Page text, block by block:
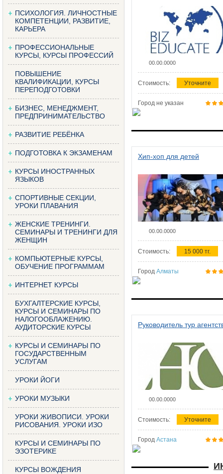
ПСИХОЛОГИЯ. ЛИЧНОСТНЫЕ
КОМПЕТЕНЦИИ, РАЗВИТИЕ,
КАРЬЕРА
ПРОФЕССИОНАЛЬНЫЕ
КУРСЫ, КУРСЫ ПРОФЕССИЙ
ПОВЫШЕНИЕ
КВАЛИФИКАЦИИ, КУРСЫ
ПЕРЕПОДГОТОВКИ
БИЗНЕС, МЕНЕДЖМЕНТ,
ПРЕДПРИНИМАТЕЛЬСТВО
РАЗВИТИЕ РЕБЁНКА
ПОДГОТОВКА К ЭКЗАМЕНАМ
КУРСЫ ИНОСТРАННЫХ
ЯЗЫКОВ
СПОРТИВНЫЕ СЕКЦИИ,
УРОКИ ПЛАВАНИЯ
ЖЕНСКИЕ ТРЕНИНГИ.
СЕМИНАРЫ И ТРЕНИНГИ ДЛЯ
ЖЕНЩИН
КОМПЬЮТЕРНЫЕ КУРСЫ,
ОБУЧЕНИЕ ПРОГРАММАМ
ИНТЕРНЕТ КУРСЫ
БУХГАЛТЕРСКИЕ КУРСЫ,
КУРСЫ И СЕМИНАРЫ ПО
НАЛОГООБЛАЖЕНИЮ.
АУДИТОРСКИЕ КУРСЫ
КУРСЫ И СЕМИНАРЫ ПО
ГОСУДАРСТВЕННЫМ
УСЛУГАМ
УРОКИ ЙОГИ
УРОКИ МУЗЫКИ
УРОКИ ЖИВОПИСИ. УРОКИ
РИСОВАНИЯ. УРОКИ ИЗО
КУРСЫ И СЕМИНАРЫ ПО
ЭЗОТЕРИКЕ
КУРСЫ ВОЖДЕНИЯ
00.00.0000
Стоимость: Уточните
Город не указан
Хип-хоп для детей
00.00.0000
Стоимость: 15 000 тг.
Город Алматы
Руководитель тур
00.00.0000
Стоимость: Уточните
Город Астана